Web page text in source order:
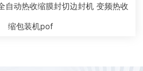
自动热收缩膜封切边封机 变频热收
缩包装机pof